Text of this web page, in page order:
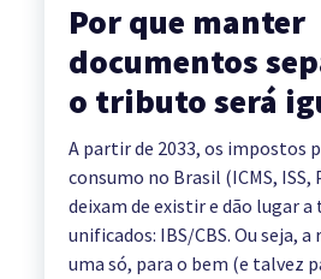
Por que manter
documentos
o tributo será
A partir de 2033, os impostos
consumo no Brasil (ICMS, ISS,
deixam de existir e dão lugar
unificados: IBS/CBS. Ou seja, a
uma só, para o bem (e talvez